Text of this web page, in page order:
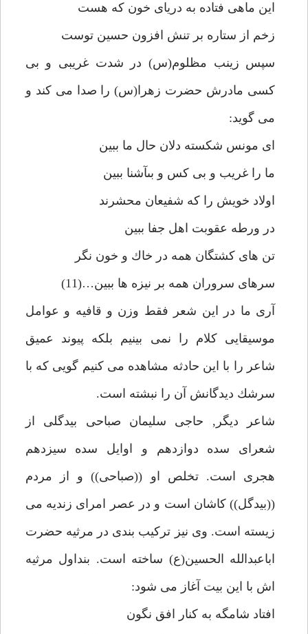
اين ماهى فتاده به درياى خون كه هست
زخم از ستاره بر تنش افزون حسين توست
سپس زينب مظلوم(س) در شدت غريبى و بى
كسى مادرش حضرت زهرا(س) را صدا مى كند و
مى گويد:
اى مونس شكسته دلان حال ما ببين
ما را غريب و بى كس و بىآشنا ببين
اولاد خويش را كه شفيعان محشرند
در ورطه عقوبت اهل جفا ببين
تن هاى كشتگان همه در خاك و خون نگر
سرهاى سروران همه بر نيزه ها ببين…(11)
آرى ما در اين شعر فقط وزن و قافيه و عوامل
موسيقايى كلام را نمى بينيم بلكه پيوند عميق
شاعر را با اين حادثه مشاهده مى كنيم گويى كه با
سرشك ديدگانش آن را نبشته است.
شاعر ديگر, حاجى سليمان صباحى بيدگلى از
شعراى سده دوازدهم و اوايل سده سيزدهم
هجرى است. تخلص او ((صباحى)) و از مردم
((بيدگل)) كاشان است و در عصر امراى زنديه مى
زيسته است. وى نيز تركيب بندى در مرثيه حضرت
اباعبدالله الحسين(ع) ساخته است. بنداول مرثيه
اش با اين بيت آغاز مى شود:
افتاد شامگه به كنار افق نگون